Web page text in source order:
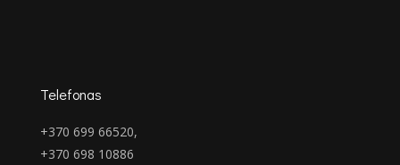
Telefonas
+370 699 66520,
+370 698 10886